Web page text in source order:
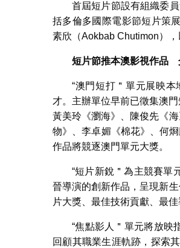
首屆短片節設有組織委
括多倫多國際電影節短片策
素欣（Aokbab Chutimon）
短片節推本澳影視作品
“澳門短打＂單元展映
才。主辦單位早前已徵集澳
黃美玲《瀏海》、陳俊先《
物》、李卓媚《棉花》、何
作品將競逐澳門單元大獎。
“短片新銳＂為主競賽單
晉導演的創新作品，呈現新
片大獎、最佳技術貢獻、最
“焦點影人＂單元將放映
回顧其職業生涯軌跡，探索